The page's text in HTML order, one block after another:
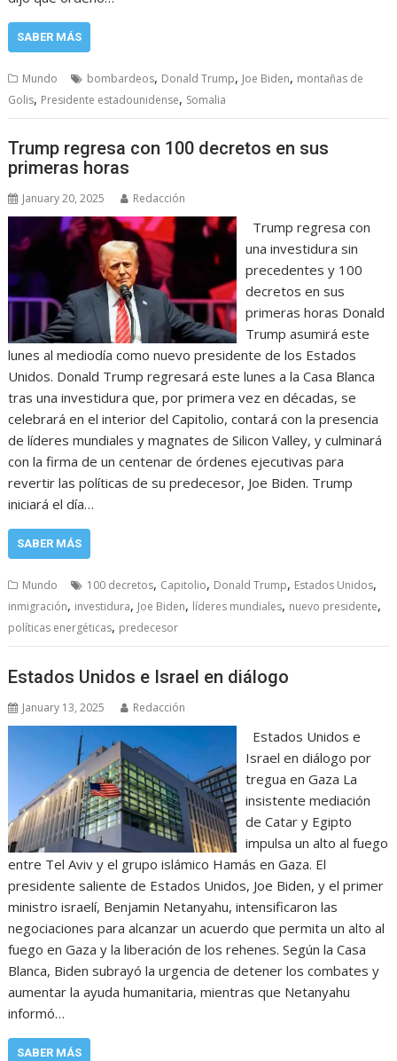
SABER MÁS
Mundo bombardeos, Donald Trump, Joe Biden, montañas de
Golis, Presidente estadounidense, Somalia
Trump regresa con 100 decretos en sus
primeras horas
January 20, 2025 Redacción
Trump regresa con
una investidura sin
precedentes y 100
decretos en sus
primeras horas Donald
Trump asumirá este
lunes al mediodía como nuevo presidente de los Estados
Unidos. Donald Trump regresará este lunes a la Casa Blanca
tras una investidura que, por primera vez en décadas, se
celebrará en el interior del Capitolio, contará con la presencia
de líderes mundiales y magnates de Silicon Valley, y culminará
con la firma de un centenar de órdenes ejecutivas para
revertir las políticas de su predecesor, Joe Biden. Trump
iniciará el día…
SABER MÁS
Mundo 100 decretos, Capitolio, Donald Trump, Estados Unidos,
inmigración, investidura, Joe Biden, líderes mundiales, nuevo presidente,
políticas energéticas, predecesor
Estados Unidos e Israel en diálogo
January 13, 2025 Redacción
Estados Unidos e
Israel en diálogo por
tregua en Gaza La
insistente mediación
de Catar y Egipto
impulsa un alto al fuego
entre Tel Aviv y el grupo islámico Hamás en Gaza. El
presidente saliente de Estados Unidos, Joe Biden, y el primer
ministro israelí, Benjamin Netanyahu, intensificaron las
negociaciones para alcanzar un acuerdo que permita un alto al
fuego en Gaza y la liberación de los rehenes. Según la Casa
Blanca, Biden subrayó la urgencia de detener los combates y
aumentar la ayuda humanitaria, mientras que Netanyahu
informó…
SABER MÁS